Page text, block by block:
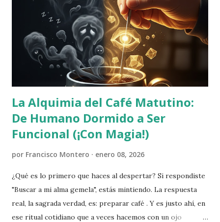
La Alquimia del Café Matutino:
De Humano Dormido a Ser
Funcional (¡Con Magia!)
por Francisco Montero enero 08, 2026
¿Qué es lo primero que haces al despertar? Si respondiste
"Buscar a mi alma gemela", estás mintiendo. La respuesta
real, la sagrada verdad, es: preparar café . Y es justo ahí, en
ese ritual cotidiano que a veces hacemos con un ojo